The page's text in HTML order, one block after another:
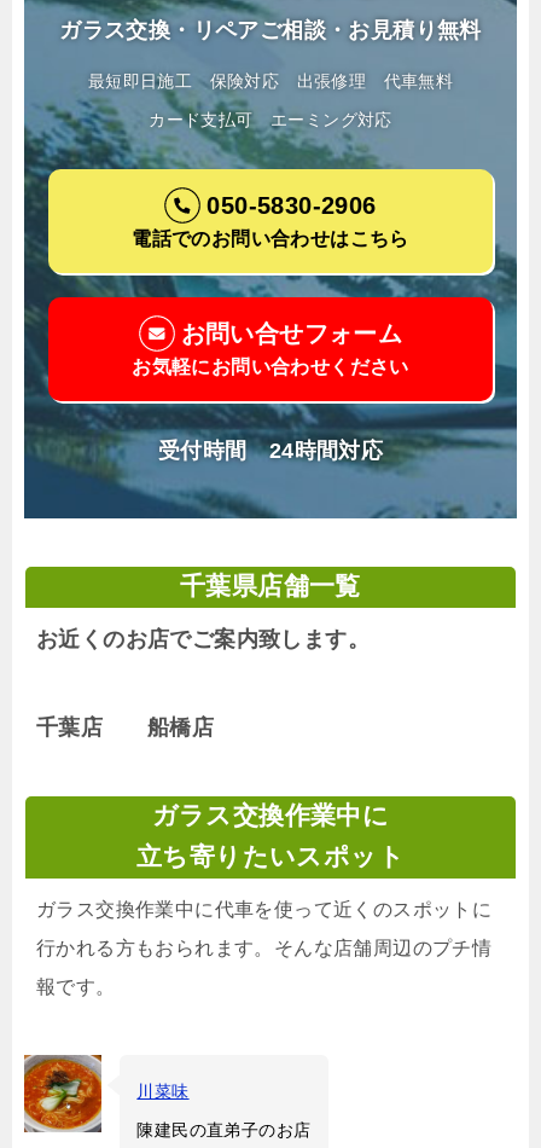
ガラス交換・リペアご相談・お見積り無料
最短即日施工 保険対応 出張修理
代車無料
カード支払可
エーミング対応
050-5830-2906
電話でのお問い合わせはこちら
お問い合せフォーム
お気軽にお問い合わせください
受付時間 24時間対応
千葉県店舗一覧
お近くのお店でご案内致します。
千葉店 船橋店
ガラス交換作業中に
立ち寄りたいスポット
ガラス交換作業中に代車を使って近くのスポットに
行かれる方もおられます。そんな店舗周辺のプチ情
報です。
川菜味
陳建民の直弟子のお店